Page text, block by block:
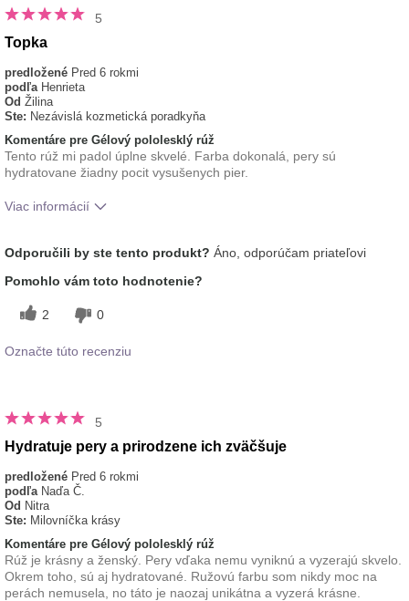
5
Topka
predložené Pred 6 rokmi
podľa Henrieta
Od Žilina
Ste: Nezávislá kozmetická poradkyňa
Komentáre pre Gélový pololesklý rúž
Tento rúž mi padol úplne skvelé. Farba dokonalá, pery sú
hydratovane žiadny pocit vysušenych pier.
Viac informácií
značkami dekoratívnej kozmetiky, ktoré ste
vyskúšali?
Odporučili by ste tento produkt? Áno, odporúčam priateľovi
Pomohlo vám toto hodnotenie?
2 0
Označte túto recenziu
5
Hydratuje pery a prirodzene ich zväčšuje
predložené Pred 6 rokmi
podľa Naďa Č.
Od Nitra
Ste: Milovníčka krásy
Komentáre pre Gélový pololesklý rúž
Rúž je krásny a ženský. Pery vďaka nemu vyniknú a vyzerajú skvelo.
Okrem toho, sú aj hydratované. Ružovú farbu som nikdy moc na
perách nemusela, no táto je naozaj unikátna a vyzerá krásne.